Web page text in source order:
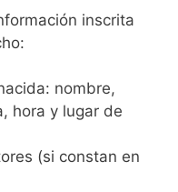
inscrita
nombre,
hora y lugar de
(si constan en